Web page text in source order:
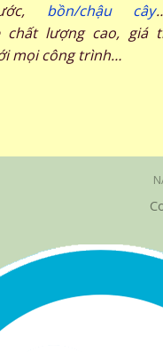
bồn/chậu cây
chất lượng cao, giá
mọi công trình…